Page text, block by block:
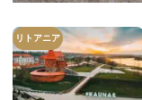
リトアニア